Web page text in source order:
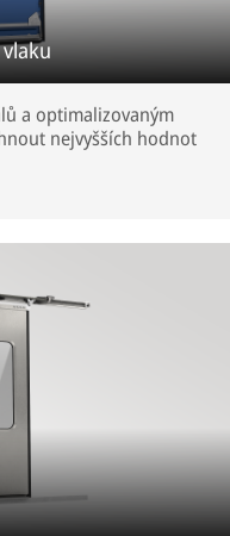
a optimalizovaným
nejvyšších hodnot